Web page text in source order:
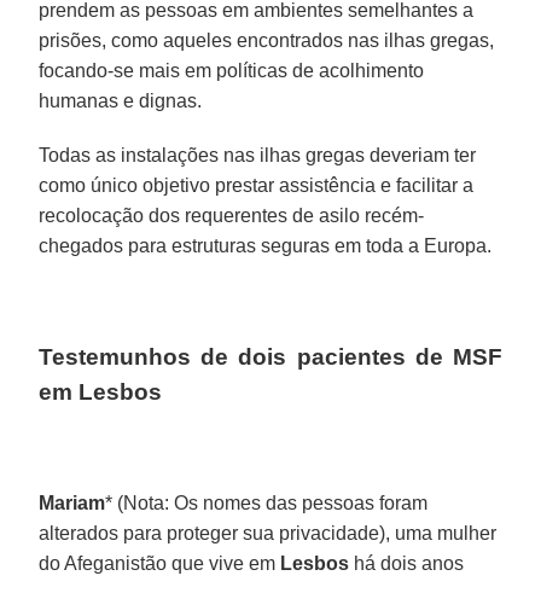
prendem as pessoas em ambientes semelhantes a
prisões, como aqueles encontrados nas ilhas gregas,
focando-se mais em políticas de acolhimento
humanas e dignas.
Todas as instalações nas ilhas gregas deveriam ter
como único objetivo prestar assistência e facilitar a
recolocação dos requerentes de asilo recém-
chegados para estruturas seguras em toda a Europa.
Testemunhos de dois pacientes de MSF
em Lesbos
Mariam* (Nota: Os nomes das pessoas foram
alterados para proteger sua privacidade), uma mulher
do Afeganistão que vive em Lesbos há dois anos